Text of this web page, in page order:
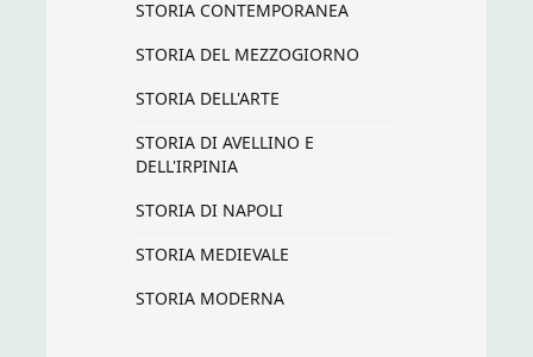
STORIA CONTEMPORANEA
STORIA DEL MEZZOGIORNO
STORIA DELL'ARTE
STORIA DI AVELLINO E
DELL'IRPINIA
STORIA DI NAPOLI
STORIA MEDIEVALE
STORIA MODERNA